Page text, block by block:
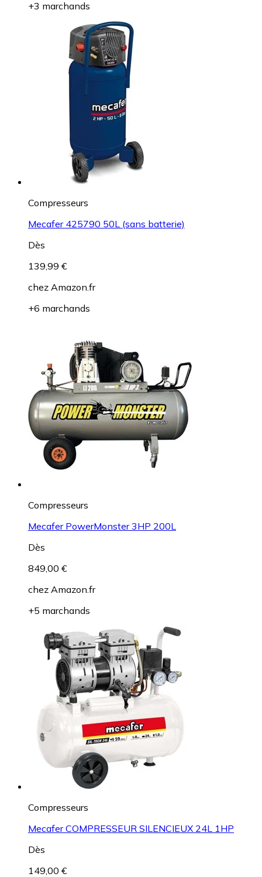
+3 marchands
Compresseurs
Mecafer 425790 50L (sans batterie)
Dès
139,99 €
chez Amazon.fr
+6 marchands
Compresseurs
Mecafer PowerMonster 3HP 200L
Dès
849,00 €
chez Amazon.fr
+5 marchands
Compresseurs
Mecafer COMPRESSEUR SILENCIEUX 24L 1HP
Dès
149,00 €